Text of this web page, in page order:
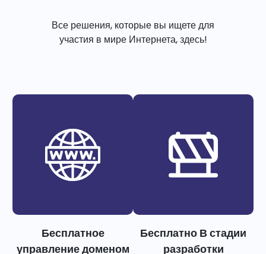
Все решения, которые вы ищете для
участия в мире Интернета, здесь!
Бесплатное
управление доменом
Бесплатно В стадии
разработки